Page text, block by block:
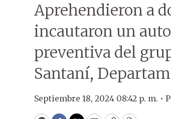
Aprehendieron a
incautaron un
preventiva del
Santaní,
Septiembre 18, 2024 08:42 p. m. •